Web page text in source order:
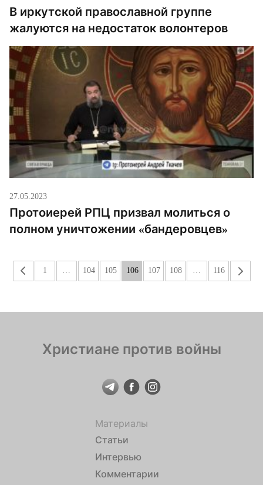
В иркутской православной группе
жалуются на недостаток волонтеров
27.05.2023
Протоиерей РПЦ призвал молиться о
полном уничтожении «бандеровцев»
« 1 104 105 106 107 108 116 »
Христиане против войны
Материалы
Статьи
Интервью
Комментарии